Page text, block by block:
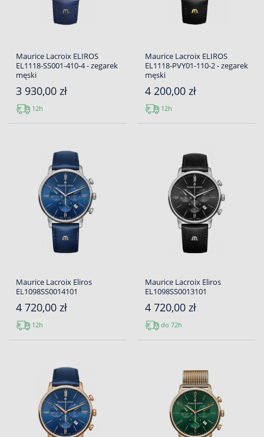
Maurice Lacroix ELIROS
EL1118-SS001-410-4 - zegarek
męski
3 930,00 zł
12h
Maurice Lacroix ELIROS
EL1118-PVY01-110-2 - zegarek
męski
4 200,00 zł
12h
Maurice Lacroix Eliros
EL1098SS0014101
4 720,00 zł
12h
Maurice Lacroix Eliros
EL1098SS0013101
4 720,00 zł
do 72h